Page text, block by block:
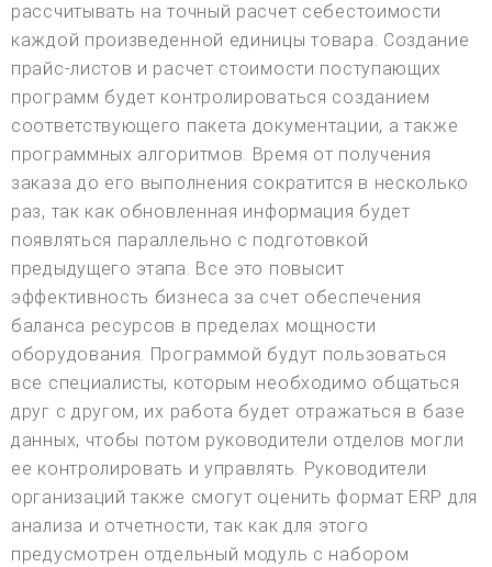
рассчитывать на точный расчет себестоимости
каждой произведенной единицы товара. Создание
прайс-листов и расчет стоимости поступающих
программ будет контролироваться созданием
соответствующего пакета документации, а также
программных алгоритмов. Время от получения
заказа до его выполнения сократится в несколько
раз, так как обновленная информация будет
появляться параллельно с подготовкой
предыдущего этапа. Все это повысит
эффективность бизнеса за счет обеспечения
баланса ресурсов в пределах мощности
оборудования. Программой будут пользоваться
все специалисты, которым необходимо общаться
друг с другом, их работа будет отражаться в базе
данных, чтобы потом руководители отделов могли
ее контролировать и управлять. Руководители
организаций также смогут оценить формат ERP для
анализа и отчетности, так как для этого
предусмотрен отдельный модуль с набором